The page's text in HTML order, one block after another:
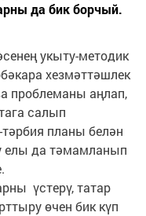
да бик борчый.
укыту-методик
хезмәттәшлек
проблеманы аңлап,
салып
планы белән
елы да тәмамланып
үстерү, татар
өчен бик күп